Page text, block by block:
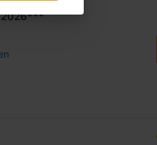
2022 ***PCX-
2026***